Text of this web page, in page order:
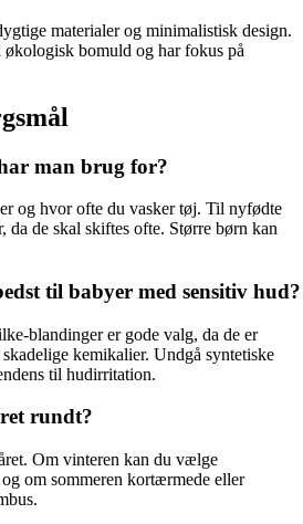
materialer og minimalistisk design.
bomuld og har fokus på
man brug for?
og hvor ofte du vasker tøj. Til nyfødte
da de skal skiftes ofte. Større børn kan
til babyer med sensitiv hud?
blandinger er gode valg, da de er
kemikalier. Undgå syntetiske
til hudirritation.
rundt?
Om vinteren kan du vælge
om sommeren kortærmede eller